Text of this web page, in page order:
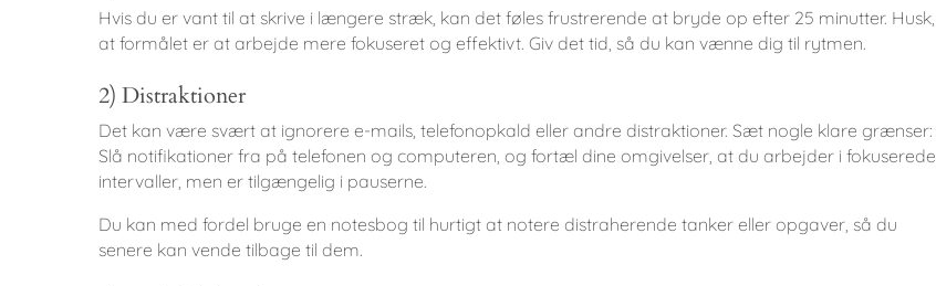
Hvis du er vant til at skrive i længere stræk, kan det føles frustrerende at bryde op efter 25 minutter. Husk,
at formålet er at arbejde mere fokuseret og effektivt. Giv det tid, så du kan vænne dig til rytmen.
2) Distraktioner
Det kan være svært at ignorere e-mails, telefonopkald eller andre distraktioner. Sæt nogle klare grænser:
Slå notifikationer fra på telefonen og computeren, og fortæl dine omgivelser, at du arbejder i fokuserede
intervaller, men er tilgængelig i pauserne.
Du kan med fordel bruge en notesbog til hurtigt at notere distraherende tanker eller opgaver, så du
senere kan vende tilbage til dem.